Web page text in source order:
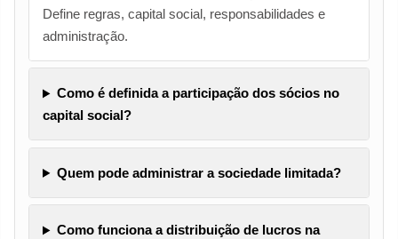
Define regras, capital social, responsabilidades e
administração.
Como é definida a participação dos sócios no
capital social?
Quem pode administrar a sociedade limitada?
Como funciona a distribuição de lucros na